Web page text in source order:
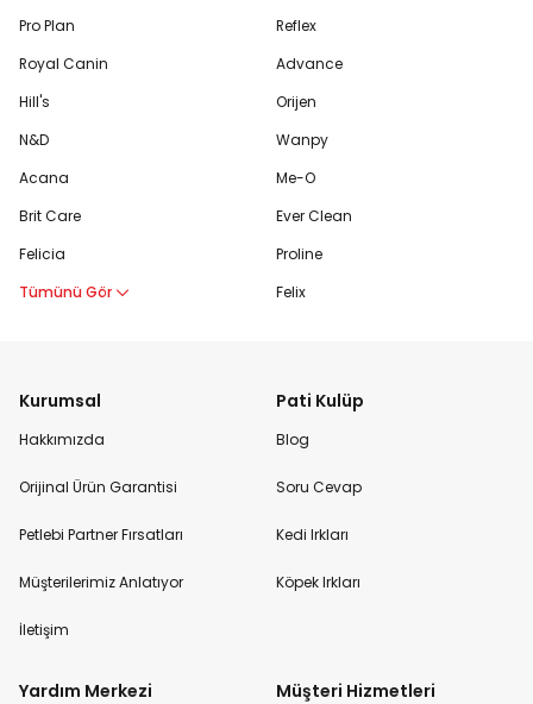
Pro Plan
Royal Canin
Hill's
N&D
Acana
Brit Care
Felicia
Tümünü Gör
Reflex
Advance
Orijen
Wanpy
Me-O
Ever Clean
Proline
Felix
Kurumsal
Hakkımızda
Orijinal Ürün Garantisi
Petlebi Partner Fırsatları
Müşterilerimiz Anlatıyor
İletişim
Pati Kulüp
Blog
Soru Cevap
Kedi Irkları
Köpek Irkları
Yardım Merkezi Müşteri Hizmetleri